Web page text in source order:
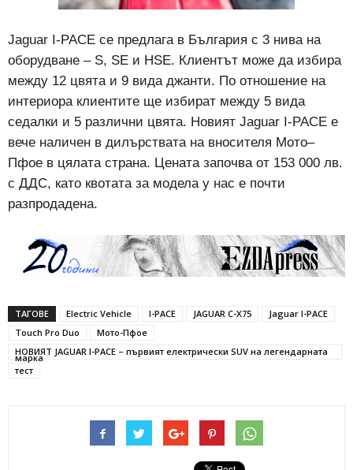
Jaguar I-PACE се предлага в България с 3 нива на
оборудване – S, SE и HSE. Клиентът може да избира
между 12 цвята и 9 вида джанти. По отношение на
интериора клиентите ще избират между 5 вида
седалки и 5 различни цвята. Новият Jaguar I-PACE е
вече наличен в дилърствата на вносителя Мото–
Пфое в цялата страна. Цената започва от 153 000 лв.
с ДДС, като квотата за модела у нас е почти
разпродадена.
ТАГОВЕ Electric Vehicle I-PACE JAGUAR C-X75
Jaguar I-PACE
Touch Pro Duo
Мото-Пфое
НОВИЯТ JAGUAR I-PACE – първият електрически SUV на легендарната
марка
тест